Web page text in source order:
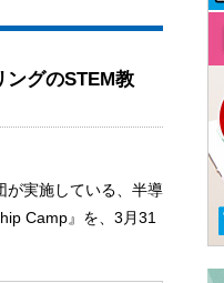
ングのSTEM教
が実施している、半導
Camp』を、3月31